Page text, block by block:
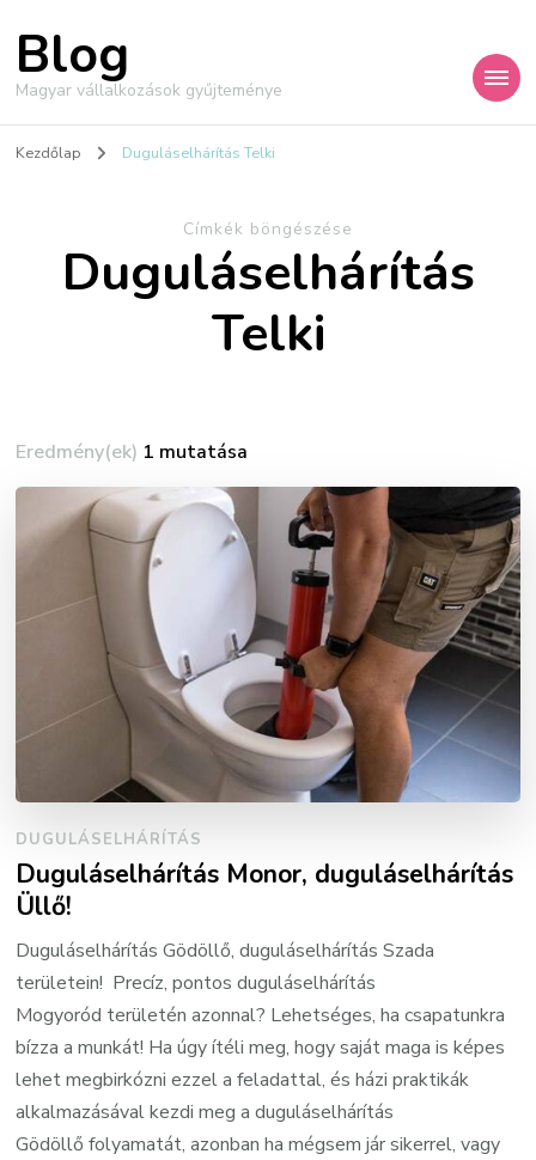
Blog
Magyar vállalkozások gyűjteménye
Kezdőlap Duguláselhárítás Telki
Címkék böngészése
Duguláselhárítás
Telki
Eredmény(ek) 1 mutatása
DUGULÁSELHÁRÍTÁS
Duguláselhárítás Monor, duguláselhárítás
Üllő!
Duguláselhárítás Gödöllő, duguláselhárítás Szada
területein! Precíz, pontos duguláselhárítás
Mogyoród területén azonnal? Lehetséges, ha csapatunkra
bízza a munkát! Ha úgy ítéli meg, hogy saját maga is képes
lehet megbirkózni ezzel a feladattal, és házi praktikák
alkalmazásával kezdi meg a duguláselhárítás
Gödöllő folyamatát, azonban ha mégsem jár sikerrel, vagy